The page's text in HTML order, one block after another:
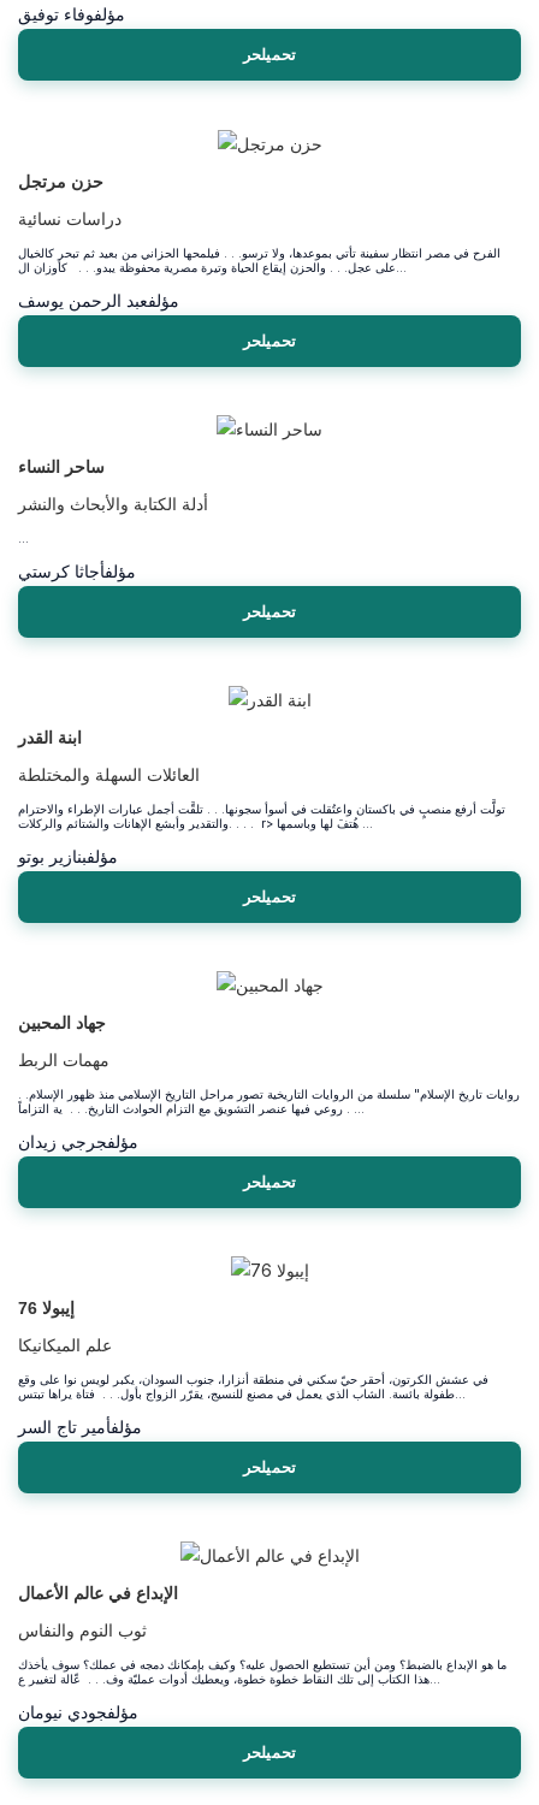
مؤلفوفاء توفيق
تحميلحر
حزن مرتجل
دراسات نسائية
الفرح في مصر انتظار سفينة تأتي بموعدها، ولا ترسو. . . فيلمحها الحزاني من بعيد ثم تبحر كالخيال
مؤلفعبد الرحمن يوسف
تحميلحر
ساحر النساء
أدلة الكتابة والأبحاث والنشر
مؤلفأجاثا كرستي
تحميلحر
ابنة القدر
العائلات السهلة والمختلطة
تولَّت أرفع منصبٍ في باكستان واعتُقلت في أسوأ سجونها. . . تلقَّت أجمل عبارات الإطراء والاحترام
مؤلفبنازير بوتو
تحميلحر
جهاد المحبين
مهمات الربط
روايات تاريخ الإسلام" سلسلة من الروايات التاريخية تصور مراحل التاريخ الإسلامي منذ ظهور الإسلام. .
مؤلفجرجي زيدان
تحميلحر
إيبولا 76
علم الميكانيكا
في عشش الكرتون، أحقر حيّ سكني في منطقة أنزارا، جنوب السودان، يكبر لويس نوا على وقع
مؤلفأمير تاج السر
تحميلحر
الإبداع في عالم الأعمال
ثوب النوم والنفاس
ما هو الإبداع بالضبط؟ ومن أين تستطيع الحصول عليه؟ وكيف بإمكانك دمجه في عملك؟ سوف يأخذك
مؤلفجودي نيومان
تحميلحر